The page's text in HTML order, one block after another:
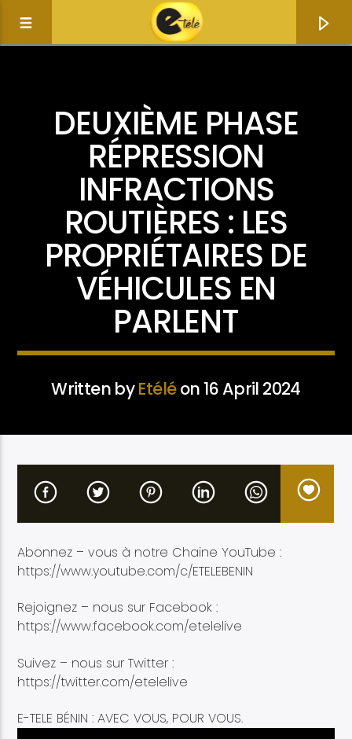
Current track
Etele en direct
DEUXIÈME PHASE
RÉPRESSION
INFRACTIONS
ROUTIÈRES : LES
PROPRIÉTAIRES DE
VÉHICULES EN
PARLENT
Written byEtéléon 16 April 2024
Abonnez – vous à notre Chaine YouTube :
https://www.youtube.com/c/ETELEBENIN
Rejoignez – nous sur Facebook :
https://www.facebook.com/etelelive
Suivez – nous sur Twitter :
https://twitter.com/etelelive
E-TELE BÉNIN : AVEC VOUS, POUR VOUS.